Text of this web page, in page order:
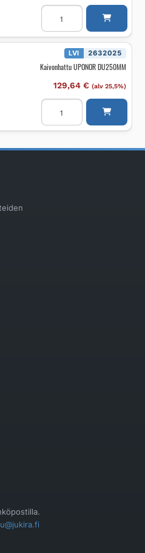
SADEVESIKANSI
KAIVOON
UPONOR
315
40tn
LUKITTAVA
määrä
LVI 2632025
Kaivonhattu UPONOR DU250MM
129,64 € (alv 25,5%)
Kaivonhattu
UPONOR
DU250MM
määrä